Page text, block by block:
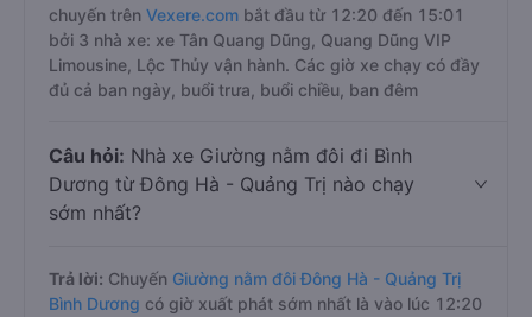
chuyến trên Vexere.com bắt đầu từ 12:20 đến 15:01
bởi 3 nhà xe: xe Tân Quang Dũng, Quang Dũng VIP
Limousine, Lộc Thủy vận hành. Các giờ xe chạy có đầy
đủ cả ban ngày, buổi trưa, buổi chiều, ban đêm
Câu hỏi: Nhà xe Giường nằm đôi đi Bình
Dương từ Đông Hà - Quảng Trị nào chạy
sớm nhất?
Trả lời: Chuyến Giường nằm đôi Đông Hà - Quảng Trị
Bình Dương có giờ xuất phát sớm nhất là vào lúc 12:20